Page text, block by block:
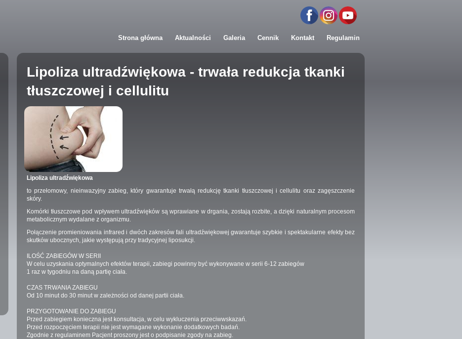
Strona główna Aktualności Galeria Cennik Kontakt Regulamin
Lipoliza ultradźwiękowa - trwała redukcja tkanki
tłuszczowej i cellulitu
Lipoliza ultradźwiękowa
to przełomowy, nieinwazyjny zabieg, który gwarantuje trwałą redukcję tkanki tłuszczowej i cellulitu oraz zagęszczenie
skóry.
Komórki tłuszczowe pod wpływem ultradźwięków są wprawiane w drgania, zostają rozbite, a dzięki naturalnym procesom
metabolicznym wydalane z organizmu.
Połączenie promieniowania infrared i dwóch zakresów fali ultradźwiękowej gwarantuje szybkie i spektakularne efekty bez
skutków ubocznych, jakie występują przy tradycyjnej liposukcji.
ILOŚĆ ZABIEGÓW W SERII
W celu uzyskania optymalnych efektów terapii, zabiegi powinny być wykonywane w serii 6-12 zabiegów
1 raz w tygodniu na daną partię ciała.
CZAS TRWANIA ZABIEGU
Od 10 minut do 30 minut w zależności od danej partii ciała.
PRZYGOTOWANIE DO ZABIEGU
Przed zabiegiem konieczna jest konsultacja, w celu wykluczenia przeciwwskazań.
Przed rozpoczęciem terapii nie jest wymagane wykonanie dodatkowych badań.
Zgodnie z regulaminem Pacjent proszony jest o podpisanie zgody na zabieg.